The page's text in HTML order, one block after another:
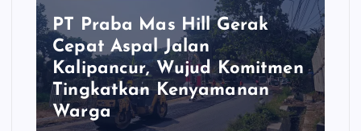
PT Praba Mas Hill Gerak
Cepat Aspal Jalan
Kalipancur, Wujud Komitmen
Tingkatkan Kenyamanan
Warga